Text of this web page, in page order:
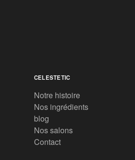
CELESTETIC
Notre histoire
Nos ingrédients
blog
Nos salons
Contact